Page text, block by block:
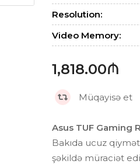
Resolution:
Video Memory:
1,818.00₼
Müqayisə et
Asus TUF Gaming
Bakıda ucuz
şəkildə müraciət